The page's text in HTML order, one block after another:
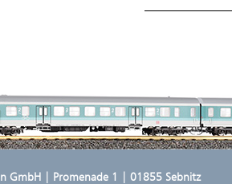
GmbH | Promenade 1 | 01855 Sebnitz